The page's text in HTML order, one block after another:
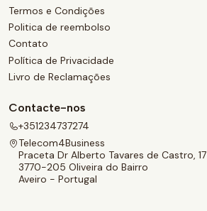
Termos e Condições
Politica de reembolso
Contato
Política de Privacidade
Livro de Reclamações
Contacte-nos
+351234737274
Telecom4Business
Praceta Dr Alberto Tavares de Castro, 17
3770-205 Oliveira do Bairro
Aveiro - Portugal